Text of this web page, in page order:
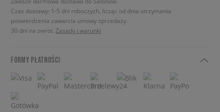
Czas dostawy: 1-5 dni roboczych, licząc od dnia otrzymania
potwierdzenia zawarcia umowy sprzedaży.
30 dni na zwrot. Zasady i warunki
FORMY PŁATNOŚCI